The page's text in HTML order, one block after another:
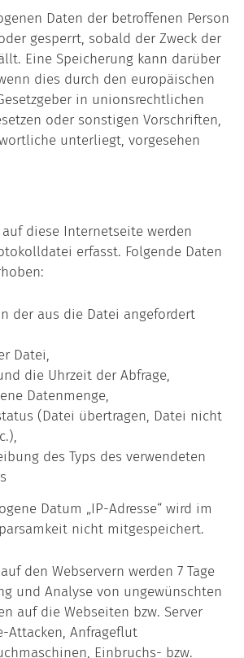
Daten der betroffenen Person
gesperrt, sobald der Zweck der
Eine Speicherung kann darüber
dies durch den europäischen
in unionsrechtlichen
oder sonstigen Vorschriften,
unterliegt, vorgesehen
diese Internetseite werden
erfasst. Folgende Daten
der aus die Datei angefordert
Datei,
die Uhrzeit der Abfrage,
Datenmenge,
(Datei übertragen, Datei nicht
des Typs des verwendeten
Datum „IP-Adresse“ wird im
nicht mitgespeichert.
den Webservern werden 7 Tage
und Analyse von ungewünschten
auf die Webseiten bzw. Server
Attacken, Anfrageflut
Einbruchs- bzw.